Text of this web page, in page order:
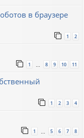
в браузере
1 2
1 8 9 10 11
1 2 3 4
1 5 6 7 8